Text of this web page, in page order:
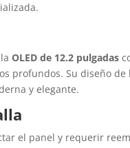
OLED de 12.2 pulgadas
profundos. Su diseño
y elegante.
el panel y requerir